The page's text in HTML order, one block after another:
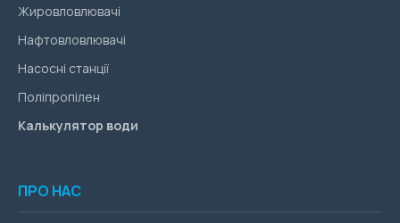
Жировловлювачі
Нафтовловлювачі
Насосні станції
Поліпропілен
Калькулятор води
ПРО НАС